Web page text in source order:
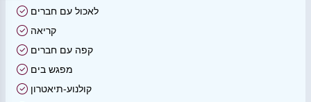
לאכול עם חברים
קריאה
קפה עם חברים
מפגש בים
קולנוע-תיאטרון